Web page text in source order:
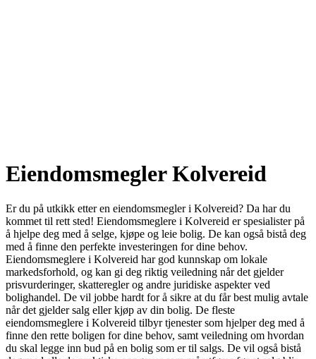
Eiendomsmegler Kolvereid
Er du på utkikk etter en eiendomsmegler i Kolvereid? Da har du
kommet til rett sted! Eiendomsmeglere i Kolvereid er spesialister på
å hjelpe deg med å selge, kjøpe og leie bolig. De kan også bistå deg
med å finne den perfekte investeringen for dine behov.
Eiendomsmeglere i Kolvereid har god kunnskap om lokale
markedsforhold, og kan gi deg riktig veiledning når det gjelder
prisvurderinger, skatteregler og andre juridiske aspekter ved
bolighandel. De vil jobbe hardt for å sikre at du får best mulig avtale
når det gjelder salg eller kjøp av din bolig. De fleste
eiendomsmeglere i Kolvereid tilbyr tjenester som hjelper deg med å
finne den rette boligen for dine behov, samt veiledning om hvordan
du skal legge inn bud på en bolig som er til salgs. De vil også bistå